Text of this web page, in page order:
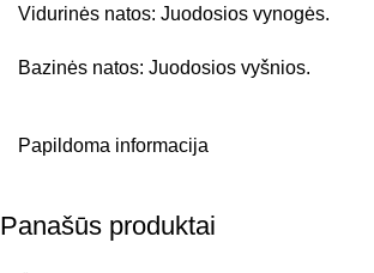
Vidurinės natos: Juodosios vynogės.
Bazinės natos: Juodosios vyšnios.
Papildoma informacija
Panašūs produktai